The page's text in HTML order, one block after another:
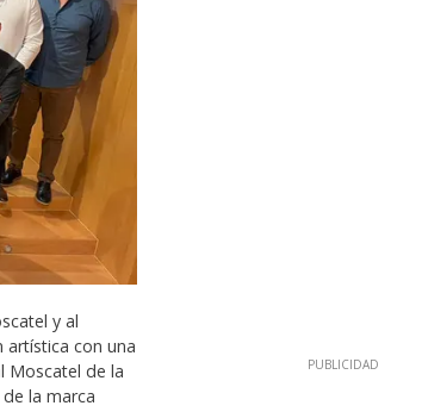
y al
artística con una
Moscatel de la
la marca